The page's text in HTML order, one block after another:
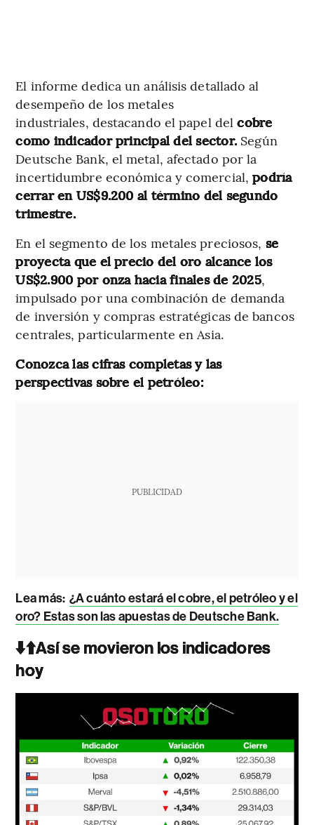
El informe dedica un análisis detallado al
desempeño de los metales
industriales, destacando el papel del cobre
como indicador principal del sector. Según
Deutsche Bank, el metal, afectado por la
incertidumbre económica y comercial, podría
cerrar en US$9.200 al término del segundo
trimestre.
En el segmento de los metales preciosos, se
proyecta que el precio del oro alcance los
US$2.900 por onza hacia finales de 2025,
impulsado por una combinación de demanda
de inversión y compras estratégicas de bancos
centrales, particularmente en Asia.
Conozca las cifras completas y las
perspectivas sobre el petróleo:
PUBLICIDAD
Lea más: ¿A cuánto estará el cobre, el petróleo y el
oro? Estas son las apuestas de Deutsche Bank.
⬇️⬆️Así se movieron los indicadores
hoy